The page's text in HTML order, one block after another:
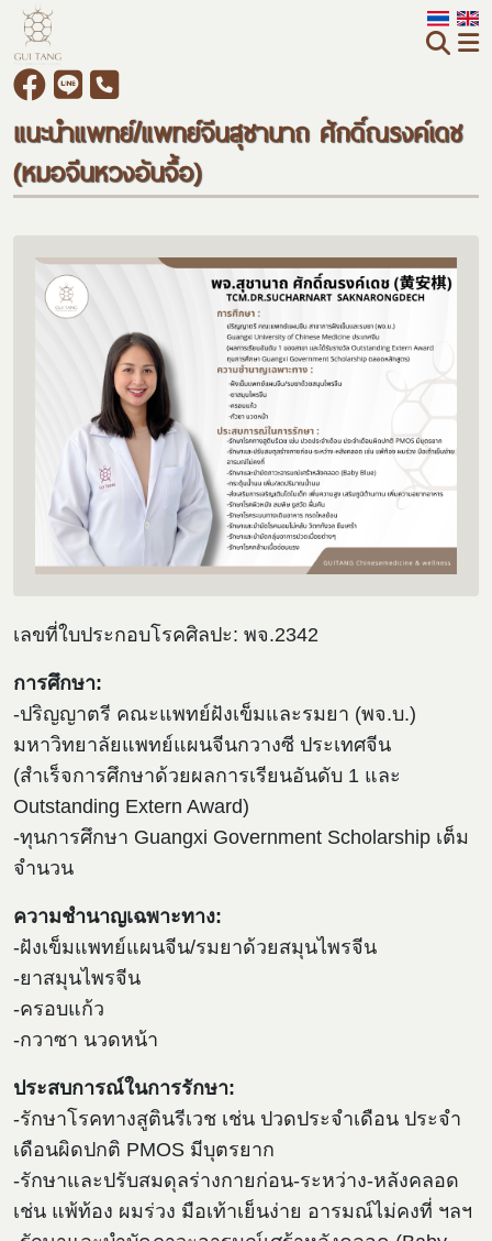
แนะนำแพทย์/แพทย์จีนสุชานาถ ศักดิ์ณรงค์เดช
(หมอจีนหวงอันจื้อ)
เลขที่ใบประกอบโรคศิลปะ: พจ.2342
การศึกษา:
-ปริญญาตรี คณะแพทย์ฝังเข็มและรมยา (พจ.บ.)
มหาวิทยาลัยแพทย์แผนจีนกวางซี ประเทศจีน
(สำเร็จการศึกษาด้วยผลการเรียนอันดับ 1 และ
Outstanding Extern Award)
-ทุนการศึกษา Guangxi Government Scholarship เต็ม
จำนวน
ความชำนาญเฉพาะทาง:
-ฝังเข็มแพทย์แผนจีน/รมยาด้วยสมุนไพรจีน
-ยาสมุนไพรจีน
-ครอบแก้ว
-กวาซา นวดหน้า
ประสบการณ์ในการรักษา:
-รักษาโรคทางสูตินรีเวช เช่น ปวดประจำเดือน ประจำ
เดือนผิดปกติ PMOS มีบุตรยาก
-รักษาและปรับสมดุลร่างกายก่อน-ระหว่าง-หลังคลอด
เช่น แพ้ท้อง ผมร่วง มือเท้าเย็นง่าย อารมณ์ไม่คงที่ ฯลฯ